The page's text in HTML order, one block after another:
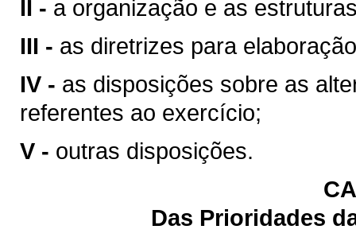
II - a organização e as
III - as diretrizes para
IV - as disposições sobre as
referentes ao exercício;
V - outras disposições.
Das Prioridades